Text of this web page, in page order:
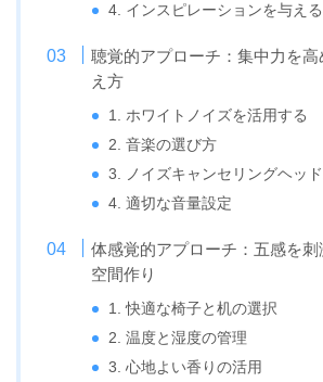
4. インスピレーションを与える
聴覚的アプローチ：集中力を
え方
1. ホワイトノイズを活用する
2. 音楽の選び方
3. ノイズキャンセリングヘッ
4. 適切な音量設定
体感覚的アプローチ：五感を
空間作り
1. 快適な椅子と机の選択
2. 温度と湿度の管理
3. 心地よい香りの活用